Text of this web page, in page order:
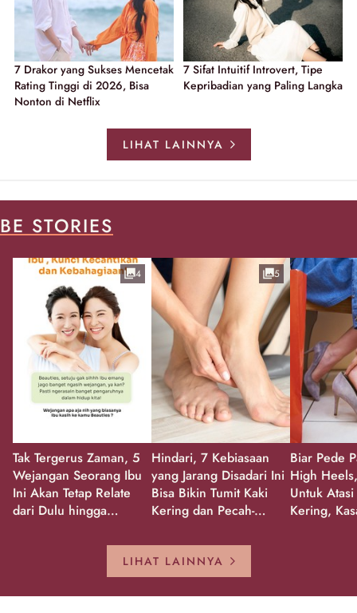
7 Drakor yang Sukses Mencetak
Rating Tinggi di 2026, Bisa
Nonton di Netflix
7 Sifat Intuitif Introvert, Tipe
Kepribadian yang Paling Langka
LIHAT LAINNYA
BE STORIES
Tak Tergerus Zaman, 5
Wejangan Seorang Ibu
Ini Akan Tetap Relate
dari Dulu hingga
4
Hindari, 7 Kebiasaan
yang Jarang Disadari Ini
Bisa Bikin Tumit Kaki
Kering dan Pecah-
5
Biar Pede
High
Untuk
Kering,
LIHAT LAINNYA